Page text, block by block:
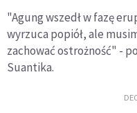
"Agung wszedł w fazę
wyrzuca popiół, ale
zachować ostrożność" -
Suantika.